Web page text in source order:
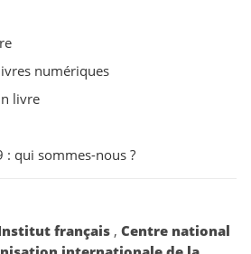
numériques
livre
: qui sommes-nous ?
français , Centre national